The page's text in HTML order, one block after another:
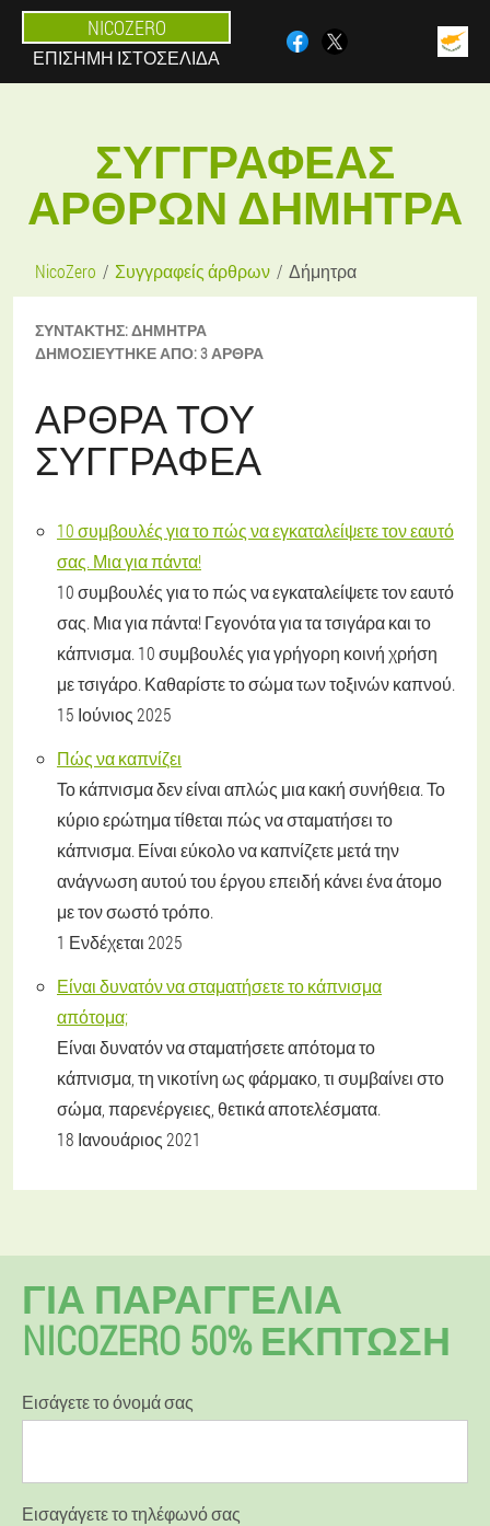
NICOZERO
ΕΠΊΣΗΜΗ ΙΣΤΟΣΕΛΊΔΑ
ΣΥΓΓΡΑΦΈΑΣ
ΆΡΘΡΩΝ ΔΉΜΗΤΡΑ
NicoZero Συγγραφείς άρθρων Δήμητρα
ΣΥΝΤΆΚΤΗΣ:ΔΉΜΗΤΡΑ
ΔΗΜΟΣΙΕΎΤΗΚΕ ΑΠΌ:3 ΆΡΘΡΑ
ΆΡΘΡΑ ΤΟΥ
ΣΥΓΓΡΑΦΈΑ
10 συμβουλές για το πώς να εγκαταλείψετε τον εαυτό
σας. Μια για πάντα!
10 συμβουλές για το πώς να εγκαταλείψετε τον εαυτό
σας. Μια για πάντα! Γεγονότα για τα τσιγάρα και το
κάπνισμα. 10 συμβουλές για γρήγορη κοινή χρήση
με τσιγάρο. Καθαρίστε το σώμα των τοξινών καπνού.
15 Ιούνιος 2025
Πώς να καπνίζει
Το κάπνισμα δεν είναι απλώς μια κακή συνήθεια. Το
κύριο ερώτημα τίθεται πώς να σταματήσει το
κάπνισμα. Είναι εύκολο να καπνίζετε μετά την
ανάγνωση αυτού του έργου επειδή κάνει ένα άτομο
με τον σωστό τρόπο.
1 Ενδέχεται 2025
Είναι δυνατόν να σταματήσετε το κάπνισμα
απότομα;
Είναι δυνατόν να σταματήσετε απότομα το
κάπνισμα, τη νικοτίνη ως φάρμακο, τι συμβαίνει στο
σώμα, παρενέργειες, θετικά αποτελέσματα.
18 Ιανουάριος 2021
ΓΙΑ ΠΑΡΑΓΓΕΛΊΑ
NICOZERO 50% ΕΚΠΤΩΣΗ
Εισάγετε το όνομά σας
Εισαγάγετε το τηλέφωνό σας